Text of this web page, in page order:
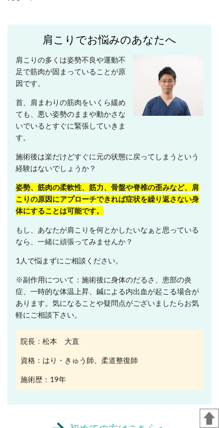
肩こりでお悩みのあなたへ
肩こりの多くは姿勢不良や運動不
足で筋肉が固まっていることが原
因です。
首、肩まわりの筋肉をいくら緩め
ても、悪い姿勢のままや動かさな
いでいるとすぐに緊張していきま
す。
施術後は楽だけどすぐに元の状態に戻ってしまうという
経験はないでしょうか？
姿勢、筋肉の柔軟性、筋力、骨盤や脊椎の歪みなど、肩
こりの原因にアプローチできれば症状を繰り返さない身
体にすることは可能です。
もし、あなたが肩こりを何とかしたいなぁと思っている
なら、一緒に頑張ってみませんか？
1人で悩まずにご相談ください。
※副作用について：施術後に身体のだるさ、患部の炎
症、一時的な体温上昇、鍼による内出血が起こる場合が
あります。気になることや疑問点がございましたらお気
軽にご相談下さい。
院長：松本 大直
資格：はり・きゅう師、柔道整復師
施術歴：19年